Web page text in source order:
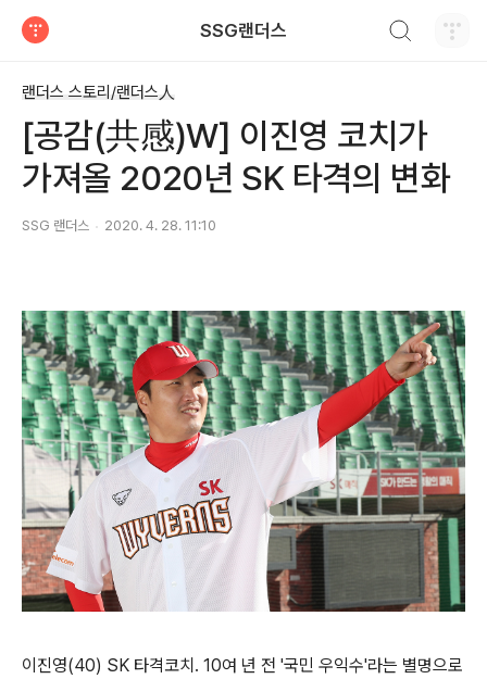
SSG랜더스
랜더스 스토리/랜더스人
[공감(共感)W] 이진영 코치가
가져올 2020년 SK 타격의 변화
SSG 랜더스 2020. 4. 28. 11:10
이진영(40) SK 타격코치 . 10여 년 전 '국민 우익수'라는 별명으로